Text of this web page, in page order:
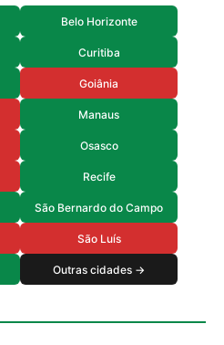
Belo Horizonte
Curitiba
Goiânia
Manaus
Osasco
Recife
São Bernardo do Campo
São Luís
Outras cidades →